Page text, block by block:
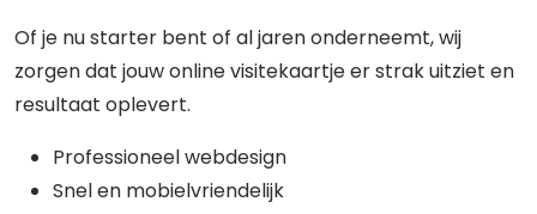
Of je nu starter bent of al jaren onderneemt, wij
zorgen dat jouw online visitekaartje er strak uitziet en
resultaat oplevert.
Professioneel webdesign
Snel en mobielvriendelijk